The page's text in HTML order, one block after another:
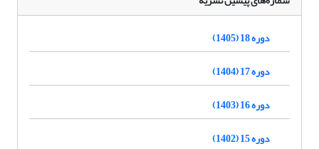
دوره 18 (1405)
دوره 17 (1404)
دوره 16 (1403)
دوره 15 (1402)